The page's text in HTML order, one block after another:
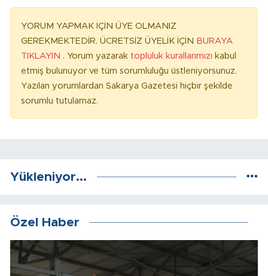
YORUM YAPMAK İÇİN ÜYE OLMANIZ
GEREKMEKTEDİR. ÜCRETSİZ ÜYELİK İÇİN BURAYA
TIKLAYIN . Yorum yazarak topluluk kurallarımızı kabul
etmiş bulunuyor ve tüm sorumluluğu üstleniyorsunuz.
Yazılan yorumlardan Sakarya Gazetesi hiçbir şekilde
sorumlu tutulamaz.
Yükleniyor...
Özel Haber